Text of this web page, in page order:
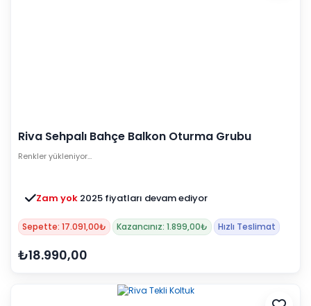
Riva Sehpalı Bahçe Balkon Oturma Grubu
Renkler yükleniyor…
Zam yok 2025 fiyatları devam ediyor
Sepette: 17.091,00₺ Kazancınız: 1.899,00₺ Hızlı Teslimat
₺18.990,00